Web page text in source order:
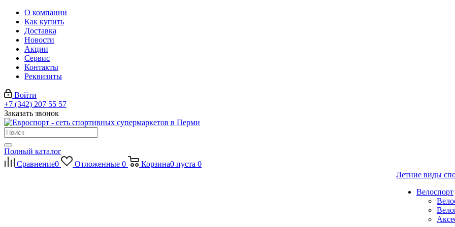
О компании
Как купить
Доставка
Новости
Акции
Сервис
Контакты
Реквизиты
Войти
+7 (342) 207 55 57
Заказать звонок
Полный каталог
Сравнение0 Отложенные 0 Корзина0 пуста 0
Летние виды
Велоспорт